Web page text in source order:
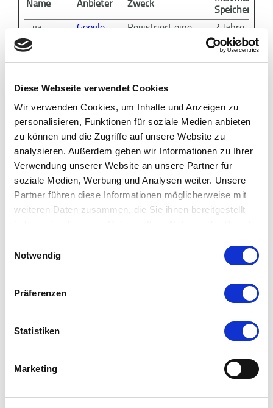
Diese Webseite verwendet Cookies
Wir verwenden Cookies, um Inhalte und Anzeigen zu
personalisieren, Funktionen für soziale Medien anbieten
zu können und die Zugriffe auf unsere Website zu
analysieren. Außerdem geben wir Informationen zu Ihrer
Verwendung unserer Website an unsere Partner für
soziale Medien, Werbung und Analysen weiter. Unsere
Partner führen diese Informationen möglicherweise mit
weiteren Daten zusammen, die Sie ihnen bereitgestellt
Notwendig
Präferenzen
Statistiken
Marketing
Name Anbieter Zweck
_ga
Google
Registriert eine
um statistische
Besucher die
generieren.
2 Jahre
_ga_# Google
Sammelt Daten
Benutzer eine
Website besucht
hat, sowie Daten
für den ersten und
letzten Besuch. Von
verwendet.
1 Tag
generieren.